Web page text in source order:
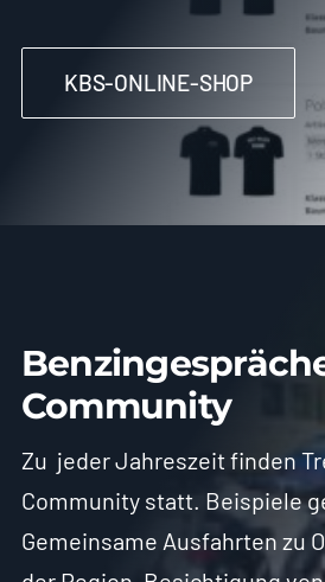
KBS-ONLINE-SHOP
Community
Zu jeder Jahreszeit finden
Community statt. Beispiele
Gemeinsame Ausfahrten zu